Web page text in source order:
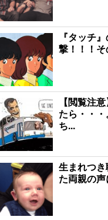
『タッチ
撃！！！
【閲覧注
たら・・
ち...
生まれつ
た両親の